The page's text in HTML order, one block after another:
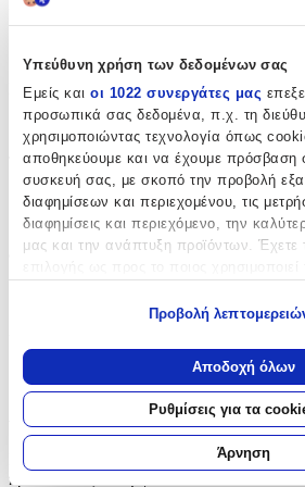
Υπεύθυνη χρήση των δεδομένων σας
Εμείς και οι 1022 συνεργάτες μας
προσωπικά σας δεδομένα, π.χ. τη
χρησιμοποιώντας τεχνολογία όπως
αποθηκεύουμε και να έχουμε πρόσβαση
συσκευή σας, με σκοπό την προβολή
διαφημίσεων και περιεχομένου, τις
διαφημίσεις και περιεχόμενο, την
μας και την ανάπτυξη προϊόντων. Έχετε
Να συλλέξουμε πληροφορίες
σας τοποθεσία, οι οποίες μπορεί να
απόσταση μερικών μέτρων
Να αναγνωρίσουμε τη συσκευή
για συγκεκριμένα χαρακτηριστικά
Μάθετε περισσότερα σχετικά με τον
Προβολή
Αποδοχή όλων
Ρυθμίσεις για τα
Άρνηση
Είδος:
Μπρελόκ
Τεμάχια:
50
τμχ
Φύλο
Αξιολογήσεις
Προς το παρόν δεν υπάρχουν άλλες
προστεθούν, θα εμφανιστούν εδώ.